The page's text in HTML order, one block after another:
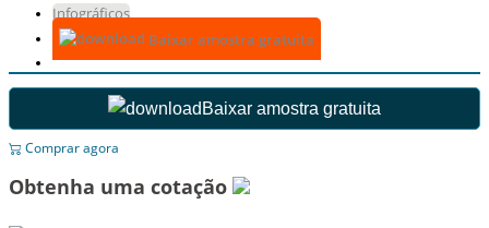
Infográficos
Baixar amostra gratuita
Baixar amostra gratuita
Comprar agora
Obtenha uma cotação